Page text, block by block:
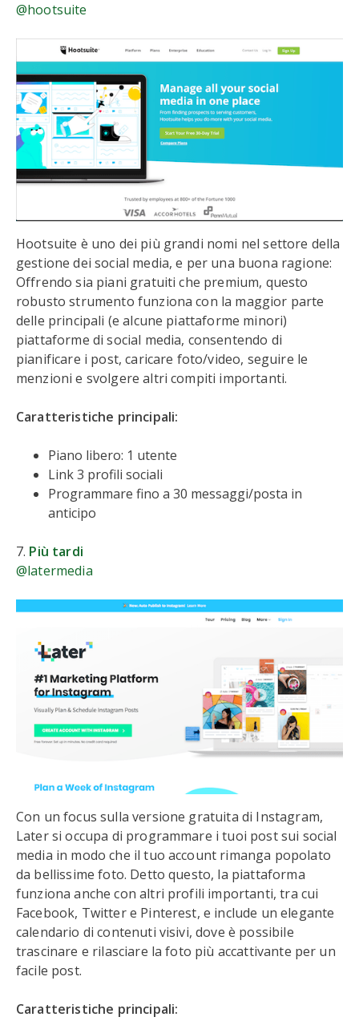
@hootsuite
Hootsuite è uno dei più grandi nomi nel settore della
gestione dei social media, e per una buona ragione:
Offrendo sia piani gratuiti che premium, questo
robusto strumento funziona con la maggior parte
delle principali (e alcune piattaforme minori)
piattaforme di social media, consentendo di
pianificare i post, caricare foto/video, seguire le
menzioni e svolgere altri compiti importanti.
Caratteristiche principali:
Piano libero: 1 utente
Link 3 profili sociali
Programmare fino a 30 messaggi/posta in
anticipo
7. Più tardi
@latermedia
Con un focus sulla versione gratuita di Instagram,
Later si occupa di programmare i tuoi post sui social
media in modo che il tuo account rimanga popolato
da bellissime foto. Detto questo, la piattaforma
funziona anche con altri profili importanti, tra cui
Facebook, Twitter e Pinterest, e include un elegante
calendario di contenuti visivi, dove è possibile
trascinare e rilasciare la foto più accattivante per un
facile post.
Caratteristiche principali: